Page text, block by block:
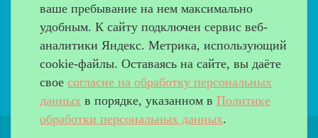
Дополнительно
Наш адрес
Работаем с 9:00 до 20:00
8 (499) 685-33-26
ваше пребывание на нем максимально
удобным. К cайту подключен сервис веб-
аналитики Яндекс. Метрика, использующий
cookie-файлы. Оставаясь на сайте, вы даёте
свое согласие на обработку персональных
данных в порядке, указанном в Политике
обработки персональных данных.